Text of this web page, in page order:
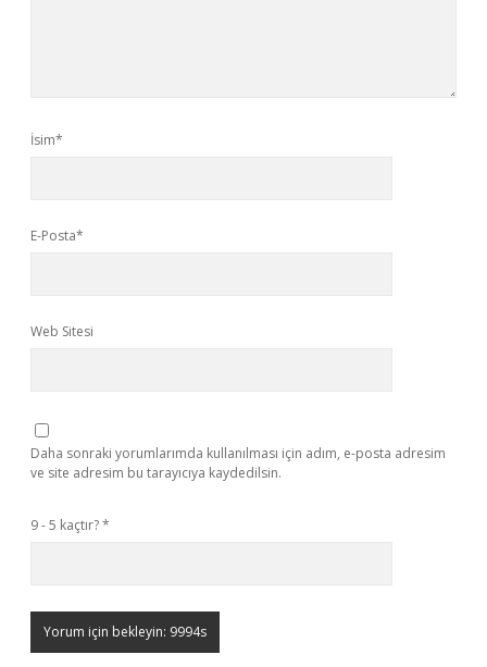
İsim*
E-Posta*
Web Sitesi
Daha sonraki yorumlarımda kullanılması için adım, e-posta adresim
ve site adresim bu tarayıcıya kaydedilsin.
9 - 5 kaçtır?*